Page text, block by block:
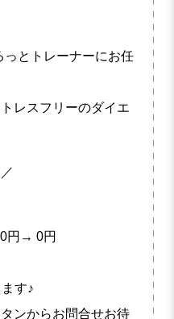
っとトレーナーにお任
レスフリーのダイエ
円→ 0円
す♪
ンからお問合せお待